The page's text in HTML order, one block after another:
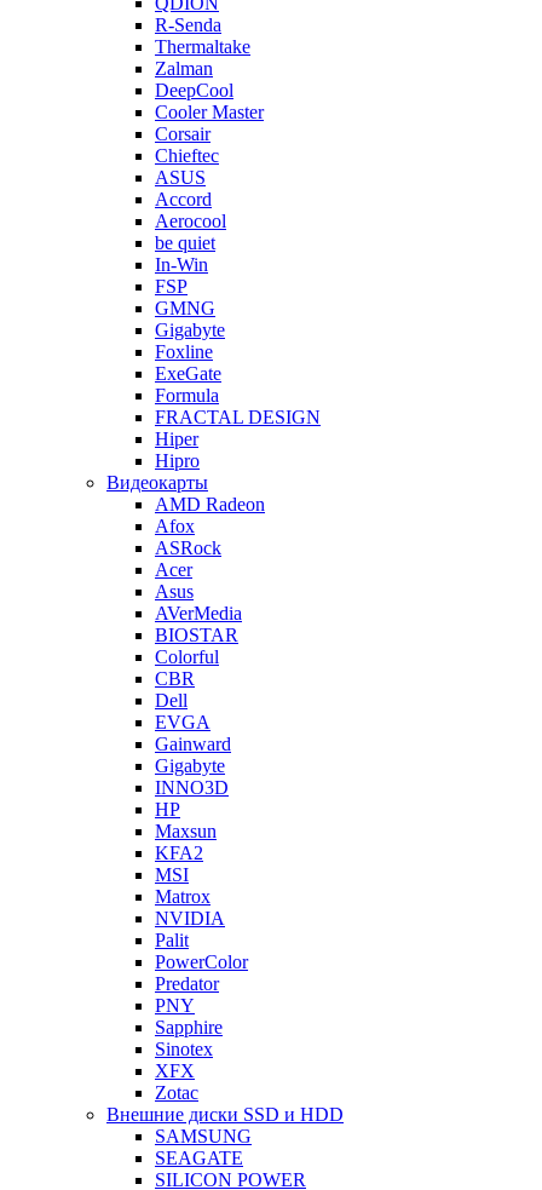
R-Senda
Thermaltake
Zalman
DeepCool
Cooler Master
Corsair
Chieftec
ASUS
Accord
Aerocool
be quiet
In-Win
FSP
GMNG
Gigabyte
Foxline
ExeGate
Formula
FRACTAL DESIGN
Hiper
Hipro
Видеокарты
AMD Radeon
Afox
ASRock
Acer
Asus
AVerMedia
BIOSTAR
Colorful
CBR
Dell
EVGA
Gainward
Gigabyte
INNO3D
HP
Maxsun
KFA2
MSI
Matrox
NVIDIA
Palit
PowerColor
Predator
PNY
Sapphire
Sinotex
XFX
Zotac
Внешние диски SSD и HDD
SAMSUNG
SEAGATE
SILICON POWER